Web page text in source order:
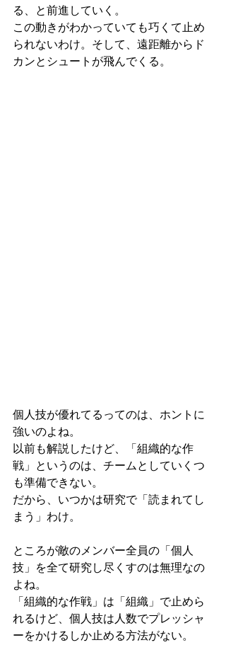
る、と前進していく。
この動きがわかっていても巧くて止め
られないわけ。そして、遠距離からド
カンとシュートが飛んでくる。
個人技が優れてるってのは、ホントに
強いのよね。
以前も解説したけど、「組織的な作
戦」というのは、チームとしていくつ
も準備できない。
だから、いつかは研究で「読まれてし
まう」わけ。
ところが敵のメンバー全員の「個人
技」を全て研究し尽くすのは無理なの
よね。
「組織的な作戦」は「組織」で止めら
れるけど、個人技は人数でプレッシャ
ーをかけるしか止める方法がない。